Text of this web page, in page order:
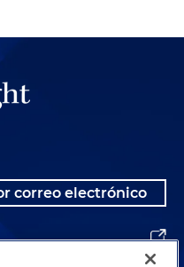
correo electrónico